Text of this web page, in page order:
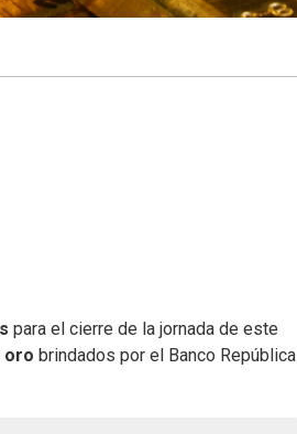
para el cierre de la jornada de este
oro brindados por el Banco República